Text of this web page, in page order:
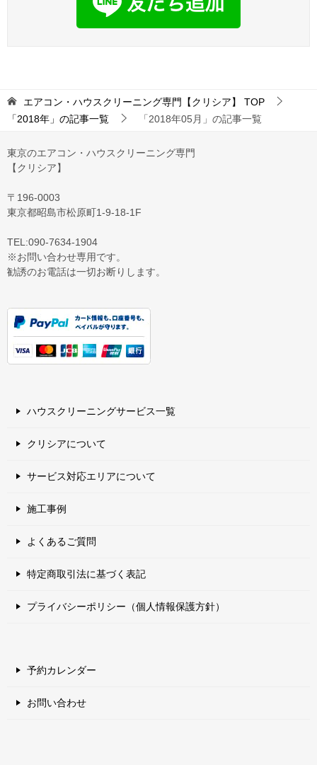
エアコン・ハウスクリーニング専門【クリシア】
TOP
「2018年」の記事一覧
「2018年05月」の記事一覧
東京のエアコン・ハウスクリーニング専門
【クリシア】
〒196-0003
東京都昭島市松原町1-9‐18‐1F
TEL:090-7634-1904
※お問い合わせ専用です。
勧誘のお電話は一切お断りします。
ハウスクリーニングサービス一覧
クリシアについて
サービス対応エリアについて
施工事例
よくあるご質問
特定商取引法に基づく表記
プライバシーポリシー（個人情報保護方針）
予約カレンダー
お問い合わせ